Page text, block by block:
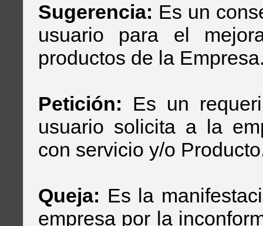
Sugerencia: Es un
usuario para el
productos de la
Petición: Es un
usuario solicita a la
con servicio y/o
Queja: Es la
empresa por la